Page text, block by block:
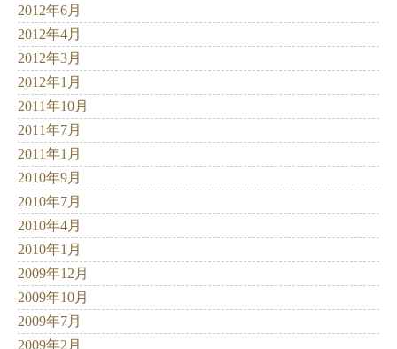
2012年6月
2012年4月
2012年3月
2012年1月
2011年10月
2011年7月
2011年1月
2010年9月
2010年7月
2010年4月
2010年1月
2009年12月
2009年10月
2009年7月
2009年2月